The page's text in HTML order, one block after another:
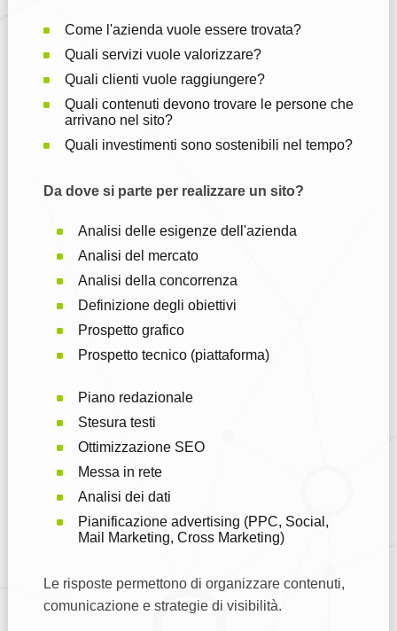
Come l'azienda vuole essere trovata?
Quali servizi vuole valorizzare?
Quali clienti vuole raggiungere?
Quali contenuti devono trovare le persone che
arrivano nel sito?
Quali investimenti sono sostenibili nel tempo?
Da dove si parte per realizzare un sito?
Analisi delle esigenze dell'azienda
Analisi del mercato
Analisi della concorrenza
Definizione degli obiettivi
Prospetto grafico
Prospetto tecnico (piattaforma)
Piano redazionale
Stesura testi
Ottimizzazione SEO
Messa in rete
Analisi dei dati
Pianificazione advertising (PPC, Social,
Mail Marketing, Cross Marketing)
Le risposte permettono di organizzare contenuti,
comunicazione e strategie di visibilità.